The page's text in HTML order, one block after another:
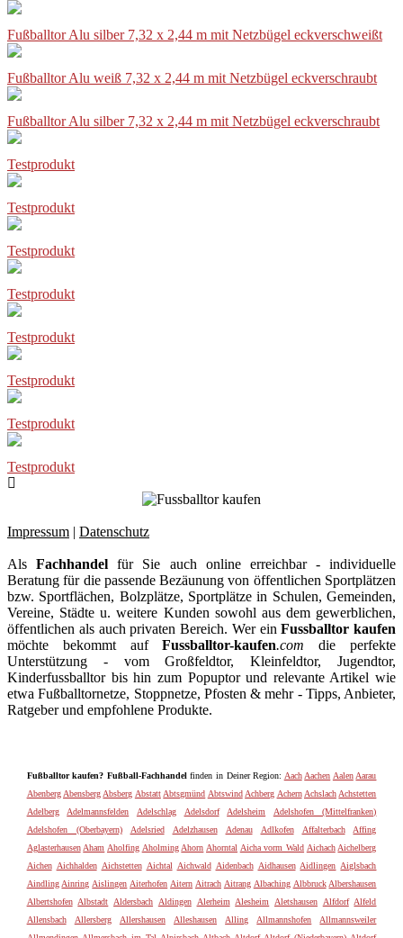
Fußballtor Alu silber 7,32 x 2,44 m mit Netzbügel eckverschweißt
Fußballtor Alu weiß 7,32 x 2,44 m mit Netzbügel eckverschraubt
Fußballtor Alu silber 7,32 x 2,44 m mit Netzbügel eckverschraubt
Testprodukt
Testprodukt
Testprodukt
Testprodukt
Testprodukt
Testprodukt
Testprodukt
Testprodukt
Impressum | Datenschutz
AlsFachhandel für Sie auch online erreichbar - individuelle
Beratung für die passende Bezäunung von öffentlichen Sportplätzen
bzw. Sportflächen, Bolzplätze, Sportplätze in Schulen, Gemeinden,
Vereine, Städte u. weitere Kunden sowohl aus dem gewerblichen,
öffentlichen als auch privaten Bereich. Wer einFussballtor kaufen
möchte bekommt aufFussballtor-kaufen.com die perfekte
Unterstützung - vom Großfeldtor, Kleinfeldtor, Jugendtor,
Kinderfussballtor bis hin zum Popuptor und relevante Artikel wie
etwa Fußballtornetze, Stoppnetze, Pfosten & mehr - Tipps, Anbieter,
Ratgeber und empfohlene Produkte.
Fußballtor kaufen? Fußball-Fachhandelfinden in Deiner Region: Aach Aachen Aalen Aarau
Abenberg Abensberg Absberg Abstatt Abtsgmünd Abtswind Achberg Achern Achslach Achstetten
Adelberg
Adelmannsfelden Adelschlag Adelsdorf Adelsheim
Adelshofen (Mittelfranken)
Adelshofen (Oberbayern)
Adelsried Adelzhausen Adenau Adlkofen Affalterbach
Affing
Aglasterhausen Aham Aholfing Aholming Ahorn Ahorntal Aicha vorm Wald Aichach Aichelberg
Aichen Aichhalden Aichstetten Aichtal Aichwald Aidenbach Aidhausen Aidlingen Aiglsbach
Aindling Ainring Aislingen Aiterhofen Aitern Aitrach Aitrang Albaching Albbruck Albershausen
Albertshofen Albstadt Aldersbach Aldingen Alerheim Alesheim Aletshausen Alfdorf Alfeld
Allensbach
Allersberg Allershausen Alleshausen Alling Allmannshofen
Allmannsweiler